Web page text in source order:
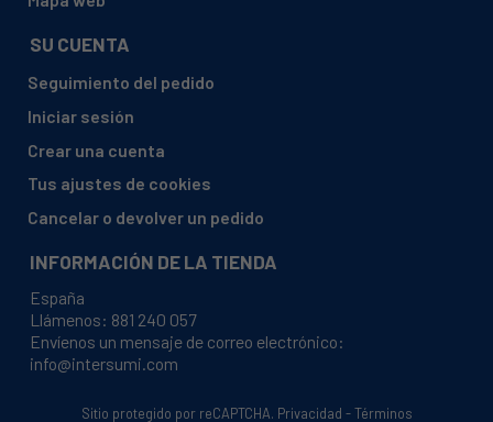
BAUKNECHT, 759242910011 FWG81484WEU
BAUKNECHT, 759243210011 FWG91284WEU
BAUKNECHT, 759243210012 FWG91284WEU
BAUKNECHT, 759991530001 FWL61252WEU
BAUKNECHT, 759991530002 FWL61252WEU
BAUKNECHT, 759991530011 FWG81496WUK
SU CUENTA
Seguimiento del pedido
Iniciar sesión
Crear una cuenta
Tus ajustes de cookies
Cancelar o devolver un pedido
INFORMACIÓN DE LA TIENDA
España
Llámenos: 881 240 057
Envíenos un mensaje de correo electrónico:
info@intersumi.com
Sitio protegido por reCAPTCHA. Privacidad -Términos